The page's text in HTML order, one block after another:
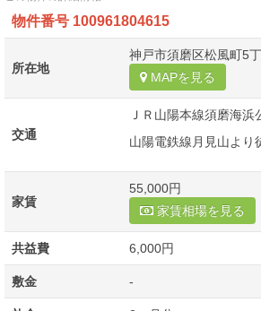
物件番号 100961804615
所在地
神戸市須磨区松風町5
MAPを見る
交通
ＪＲ山陽本線須磨海
山陽電鉄線月見山より
家賃
55,000円
家賃相場を見る
共益費 6,000円
敷金 -